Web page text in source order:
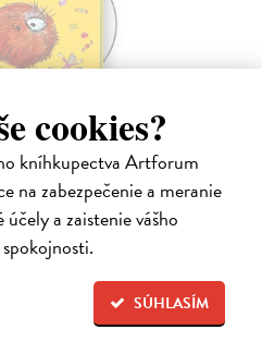
cookies?
kníhkupectva Artforum
na zabezpečenie a meranie
a zaistenie vášho
SÚHLASÍM
CD
všetko. Všetko, na čo len
jeho láskaví a dobroprajní rodičia.